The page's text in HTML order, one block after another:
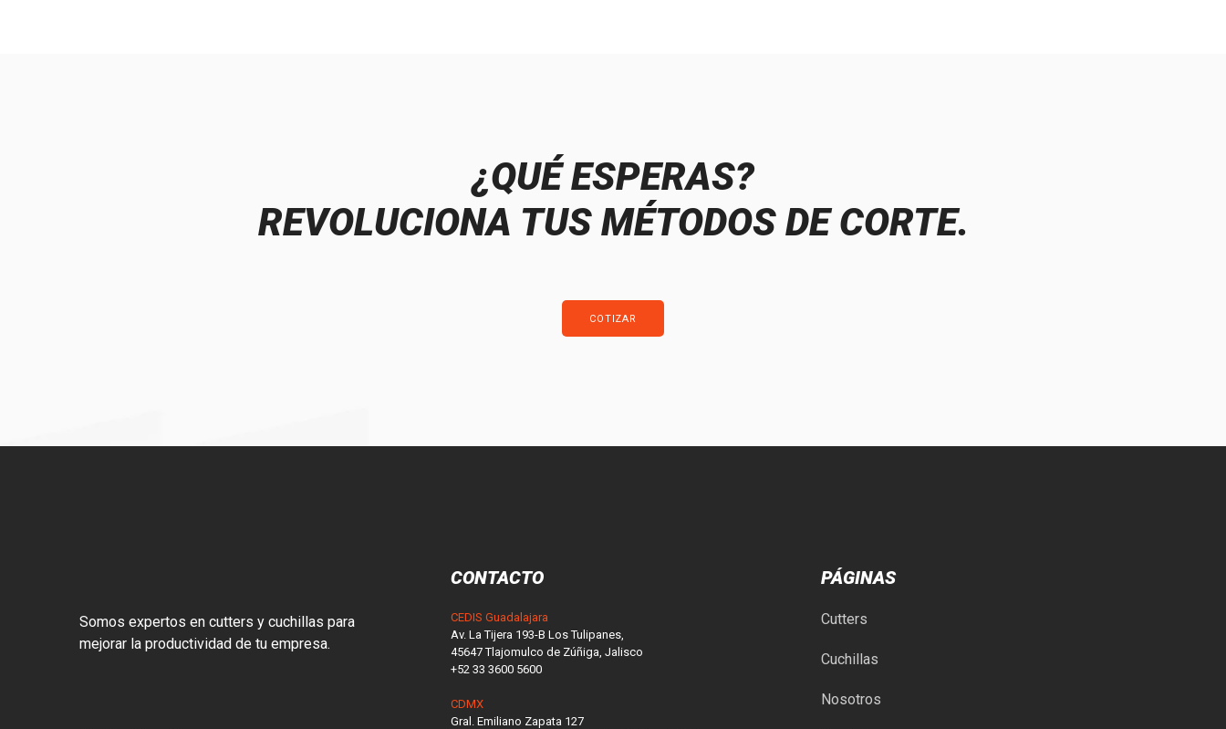
¿QUÉ ESPERAS?
REVOLUCIONA TUS MÉTODOS DE CORTE.
COTIZAR
Somos expertos en cutters y cuchillas para
mejorar la productividad de tu empresa.
CONTACTO
CEDIS Guadalajara
Av. La Tijera 193-B Los Tulipanes,
45647 Tlajomulco de Zúñiga, Jalisco
+52 33 3600 5600
CDMX
Gral. Emiliano Zapata 127
PÁGINAS
Cutters
Cuchillas
Nosotros